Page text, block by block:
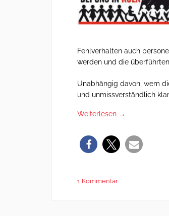
Fehlverhalten auch
werden und die
Unabhängig davon, wem
und unmissverständlich
Weiterlesen →
1 Kommentar